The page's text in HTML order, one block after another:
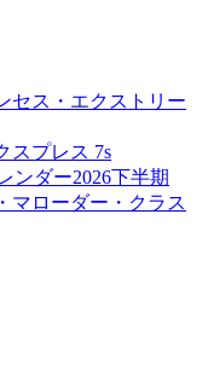
セス・エクストリー
スプレス 7s
ンダー2026下半期
マローダー・クラス